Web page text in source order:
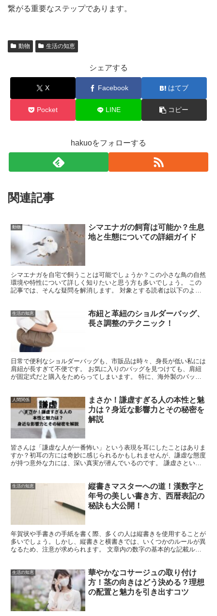
繋がる重要なステップであります。
動物 生活の知恵
シェアする
X Facebook はてブ
Pocket LINE コピー
hakuoをフォローする
関連記事
動物
シマエナガの飼育は可能か？生息
地と生態についての詳細ガイド
シマエナガを自宅で飼うことは可能でしょうか？この小さな鳥の自然
環境や特性について詳しく知りたいと思う方も多いでしょう。 この
記事では、そんな疑問を解消します。 対象とする読者は以下のよう
生活の知恵
布紐と革紐のショルダーバッグ、
長さ調整のテクニック！
日常で便利なショルダーバッグも、市販品は時々、身長が低い私には
肩紐が長すぎて不便です。 お気に入りのバッグを見つけても、肩紐
が固定式だと購入をためらってしまいます。 特に、海外製のバッグ
人間関係
まさか！謙虚すぎる人の本性と魅
力は？身近な影響力とその秘密を
解説
皆さんは「謙虚な人が一番怖い」という表現を耳にしたことはありま
すか？初耳の方には奇妙に感じられるかもしれませんが、謙虚な態度
が持つ意外な力には、深い真実が潜んでいるのです。 謙虚さという
生活の知恵
縦書きマスターへの道！漢数字と
年号の美しい書き方、西暦表記の
秘訣も大公開！
年賀状や手書きの手紙を書く際、多くの人は縦書きを使用することが
多いでしょう。しかし、縦書きと横書きでは、いくつかのルールが異
なるため、注意が求められます。 文章内の数字の基本的な記載ルー
生活の知恵
華やかなコサージュの取り付け
方！茎の向きはどう決める？理想
の配置と魅力を引き出すコツ